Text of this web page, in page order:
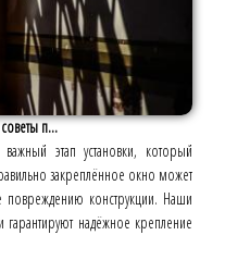
п...
этап установки, который
закреплённое окно может
повреждению конструкции. Наши
гарантируют надёжное крепление